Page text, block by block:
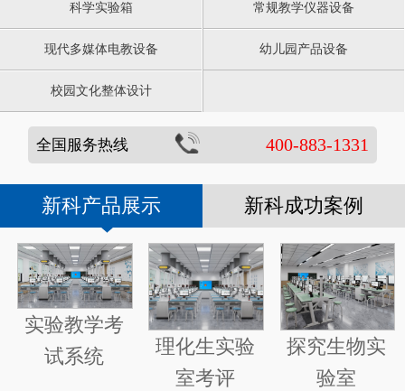
科学实验箱 常规教学仪器设备
现代多媒体电教设备 幼儿园产品设备
校园文化整体设计
全国服务热线 400-883-1331
新科产品展示 新科成功案例
实验教学考
试系统
理化生实验
室考评
探究生物实
验室